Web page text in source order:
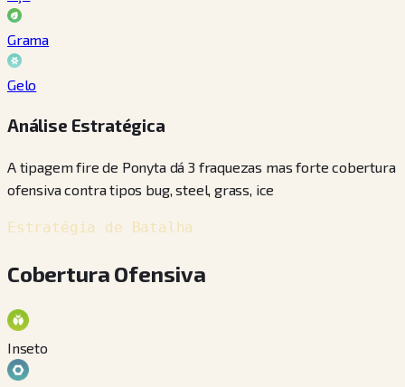
Grama
Gelo
Análise Estratégica
A tipagem fire de Ponyta dá 3 fraquezas mas forte cobertura
ofensiva contra tipos bug, steel, grass, ice
Estratégia de Batalha
Cobertura Ofensiva
Inseto